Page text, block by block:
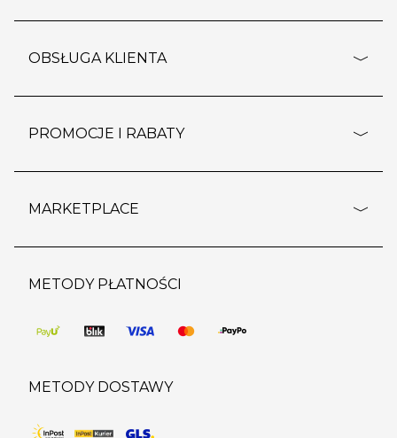
o firmie
polityka prywatności
kontakt
OBSŁUGA KLIENTA
dostawy i płatność
wypis z subskrypcji
regulamin sklepu
pozostałe regulaminy
PROMOCJE I RABATY
outlet
regulaminy promocji
MARKETPLACE
strefa marek
pomoc dla sprzedawców
METODY PŁATNOŚCI
METODY DOSTAWY